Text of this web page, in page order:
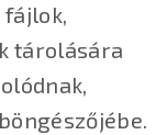
fájlok,
tárolására